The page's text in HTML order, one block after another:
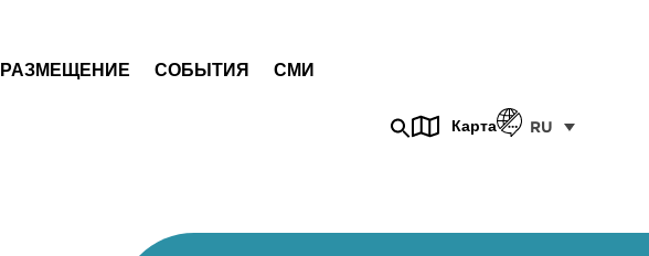
РАЗМЕЩЕНИЕ СОБЫТИЯ СМИ
Карта RU